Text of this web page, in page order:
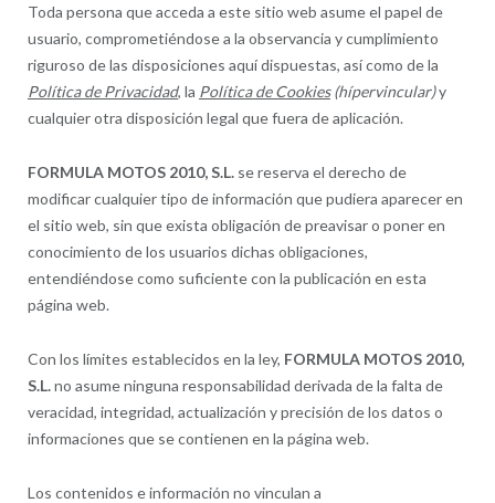
Toda persona que acceda a este sitio web asume el papel de
usuario, comprometiéndose a la observancia y cumplimiento
riguroso de las disposiciones aquí dispuestas, así como de la
Política de Privacidad, la Política de Cookies (hípervincular)y
cualquier otra disposición legal que fuera de aplicación.
FORMULA MOTOS 2010, S.L.se reserva el derecho de
modificar cualquier tipo de información que pudiera aparecer en
el sitio web, sin que exista obligación de preavisar o poner en
conocimiento de los usuarios dichas obligaciones,
entendiéndose como suficiente con la publicación en esta
página web.
Con los límites establecidos en la ley, FORMULA MOTOS 2010,
S.L.no asume ninguna responsabilidad derivada de la falta de
veracidad, integridad, actualización y precisión de los datos o
informaciones que se contienen en la página web.
Los contenidos e información no vinculan a